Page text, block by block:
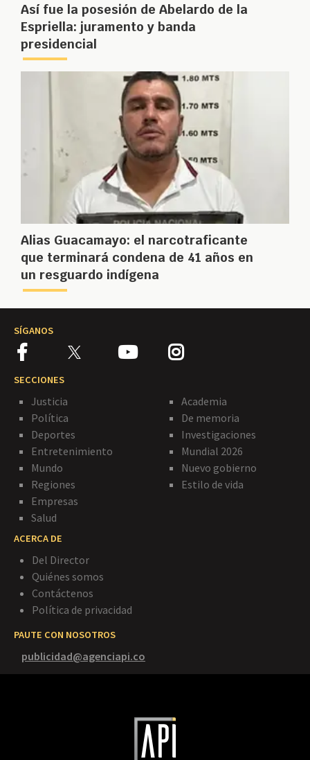
Así fue la posesión de Abelardo de la
Espriella: juramento y banda
presidencial
Alias Guacamayo: el narcotraficante
que terminará condena de 41 años en
un resguardo indígena
SÍGANOS
SECCIONES
Justicia
Política
Deportes
Entretenimiento
Mundo
Regiones
Empresas
Salud
Academia
De memoria
Investigaciones
Mundial 2026
Nuevo gobierno
Estilo de vida
ACERCA DE
Del Director
Quiénes somos
Contáctenos
Política de privacidad
PAUTE CON NOSOTROS
publicidad@agenciapi.co